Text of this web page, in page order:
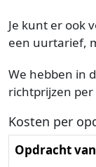
Je kunt er ook
een uurtarief,
We hebben in
richtprijzen
Kosten per
Opdracht